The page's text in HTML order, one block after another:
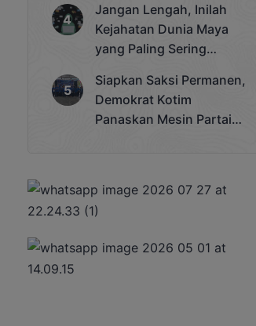
Jangan Lengah, Inilah
Kejahatan Dunia Maya
yang Paling Sering
Siapkan Saksi Permanen,
Demokrat Kotim
Panaskan Mesin Partai